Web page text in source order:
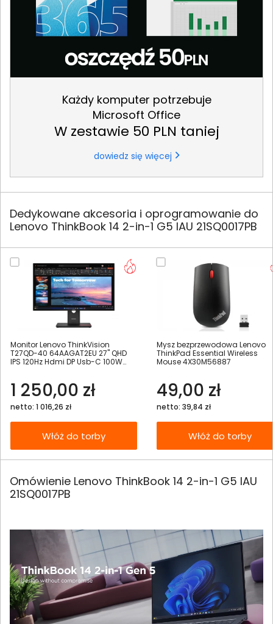
Każdy komputer potrzebuje
Microsoft Office
W zestawie 50 PLN taniej
dowiedz się więcej
Dedykowane akcesoria i oprogramowanie do
Lenovo ThinkBook 14 2-in-1 G5 IAU 21SQ0017PB
Monitor Lenovo ThinkVision
T27QD-40 64AAGAT2EU 27" QHD
IPS 120Hz Hdmi DP Usb-C 100W
1 250,00 zł
netto: 1 016,26 zł
Włóż do torby
Mysz bezprzewodowa Lenovo
ThinkPad Essential Wireless
Mouse 4X30M56887
49,00 zł
netto: 39,84 zł
Włóż do torby
Omówienie Lenovo ThinkBook 14 2-in-1 G5 IAU
21SQ0017PB